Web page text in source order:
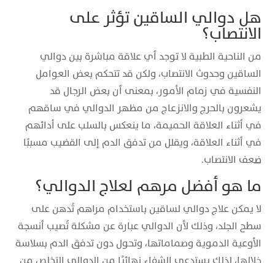
هل دوالي الساقين تؤثر على
الانتصاب؟
من الناحية الطبية لا توجد أي علاقة مباشرة بين دوالي
الساقين وحدوث الانتصاب، ولكن قد تتحكم بعض العوامل
النفسية في زمام الأمور، بمعنى أن بعض الرجال قد
يشعرون بالحرج والانزعاج من مظهر الدوالي في ساقهم
في أثناء العلاقة الحميمة، ما ينعكس بالسلب على أدائهم
في أثناء العلاقة، ويقلل من تدفق الدم إلى القضيب مسببًا
ضعف الانتصاب.
ما هو أفضل مرهم لعلاج الدوالي؟
لا يمكن علاج دوالي لساقين باستخدام مراهم تُدهن على
سطح الجلد، وذلك لأن الدوالي عبارة عن مشكلة تُصيب أنسجة
الأوعية الدموية وصماماتها، وتحول دون تدفق الدم بسلاسة